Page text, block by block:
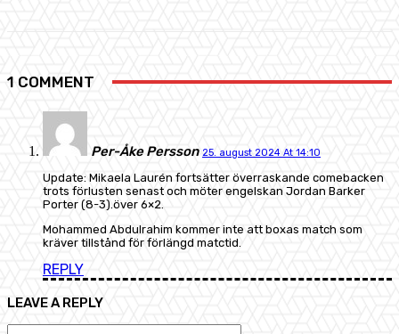
1 COMMENT
Per-Åke Persson 25. august 2024 At 14:10
Update: Mikaela Laurén fortsätter överraskande comebacken
trots förlusten senast och möter engelskan Jordan Barker
Porter (8-3).över 6×2.
Mohammed Abdulrahim kommer inte att boxas match som
kräver tillstånd för förlängd matctid.
REPLY
LEAVE A REPLY